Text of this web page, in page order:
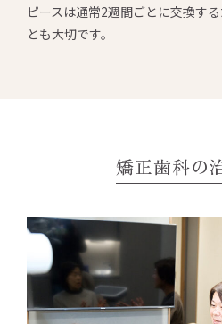
ピースは通常2週間ごとに交換す
とも大切です。
矯正歯科の